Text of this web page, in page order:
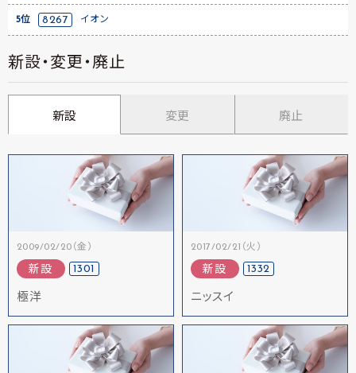
5位 8267 イオン
新設・変更・廃止
新設 変更 廃止
2009/02/20（金）
新設 1301
極洋
2017/02/21（火）
新設 1332
ニッスイ